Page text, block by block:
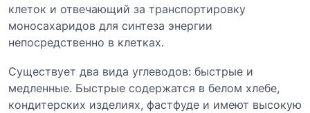
клеток и отвечающий за транспортировку
моносахаридов для синтеза энергии
непосредственно в клетках.
Существует два вида углеводов: быстрые и
медленные. Быстрые содержатся в белом хлебе,
кондитерских изделиях, фастфуде и имеют высокую